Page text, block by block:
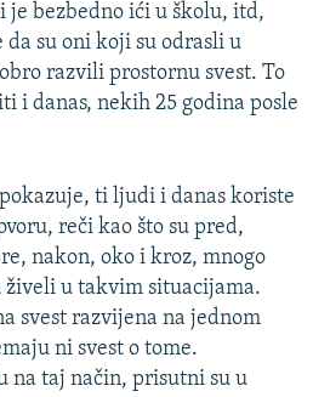
je bezbedno ići u školu, itd,
su oni koji su odrasli u
razvili prostornu svest. To
i danas, nekih 25 godina posle
ti ljudi i danas koriste
reči kao što su pred,
nakon, oko i kroz, mnogo
u takvim situacijama.
svest razvijena na jednom
ni svest o tome.
na taj način, prisutni su u